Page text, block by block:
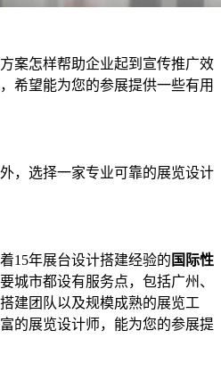
案怎样帮助企业起到宣传推广效
希望能为您的参展提供一些有用
，选择一家专业可靠的展览设计
15年展台设计搭建经验的 国际性
城市都设有服务点，包括广州、
建团队以及规模成熟的展览工
的展览设计师，能为您的参展提